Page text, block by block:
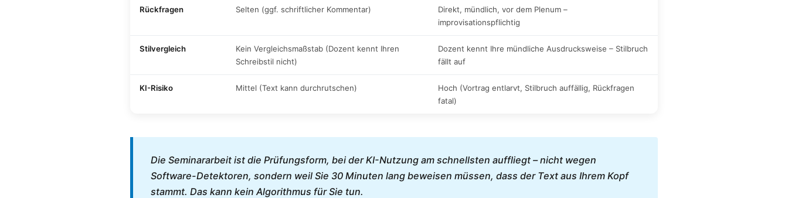
Rückfragen Selten (ggf. schriftlicher Kommentar)
Direkt, mündlich, vor dem Plenum –
improvisationspflichtig
Stilvergleich
Kein Vergleichsmaßstab (Dozent kennt Ihren
Schreibstil nicht)
Dozent kennt Ihre mündliche Ausdrucksweise – Stilbruch
fällt auf
KI-Risiko Mittel (Text kann durchrutschen)
Hoch (Vortrag entlarvt, Stilbruch auffällig, Rückfragen
fatal)
Die Seminararbeit ist die Prüfungsform, bei der KI-Nutzung am schnellsten auffliegt – nicht wegen
Software-Detektoren, sondern weil Sie 30 Minuten lang beweisen müssen, dass der Text aus Ihrem Kopf
stammt. Das kann kein Algorithmus für Sie tun.